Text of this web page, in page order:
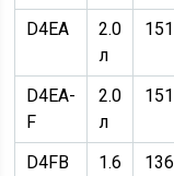
D4EA
2.0
л
151
D4EA-
F
2.0
л
151
D4FB
1.6
136